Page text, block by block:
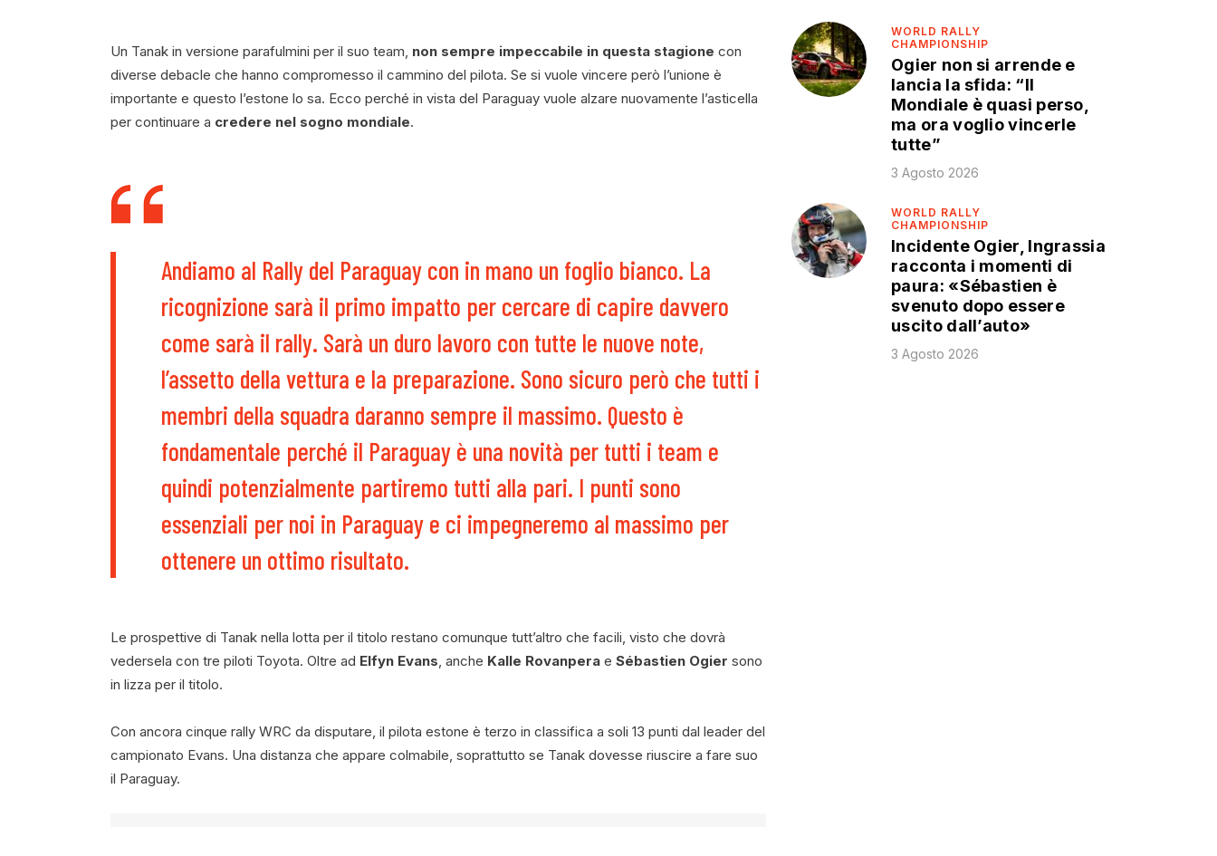
Un Tanak in versione parafulmini per il suo team, non sempre impeccabile in questa stagione con
diverse debacle che hanno compromesso il cammino del pilota. Se si vuole vincere però l’unione è
importante e questo l’estone lo sa. Ecco perché in vista del Paraguay vuole alzare nuovamente l’asticella
per continuare a credere nel sogno mondiale.
Andiamo al Rally del Paraguay con in mano un foglio bianco. La
ricognizione sarà il primo impatto per cercare di capire davvero
come sarà il rally. Sarà un duro lavoro con tutte le nuove note,
l’assetto della vettura e la preparazione. Sono sicuro però che tutti i
membri della squadra daranno sempre il massimo. Questo è
fondamentale perché il Paraguay è una novità per tutti i team e
quindi potenzialmente partiremo tutti alla pari. I punti sono
essenziali per noi in Paraguay e ci impegneremo al massimo per
ottenere un ottimo risultato.
Le prospettive di Tanak nella lotta per il titolo restano comunque tutt’altro che facili, visto che dovrà
vedersela con tre piloti Toyota. Oltre ad Elfyn Evans, anche Kalle Rovanpera e Sébastien Ogier sono
in lizza per il titolo.
Con ancora cinque rally WRC da disputare, il pilota estone è terzo in classifica a soli 13 punti dal leader del
campionato Evans. Una distanza che appare colmabile, soprattutto se Tanak dovesse riuscire a fare suo
il Paraguay.
WORLD RALLY
CHAMPIONSHIP
Ogier non si arrende e
lancia la sfida: “Il
Mondiale è quasi perso,
ma ora voglio vincerle
tutte”
3 Agosto 2026
WORLD RALLY
CHAMPIONSHIP
Incidente Ogier, Ingrassia
racconta i momenti di
paura: «Sébastien è
svenuto dopo essere
uscito dall’auto»
3 Agosto 2026